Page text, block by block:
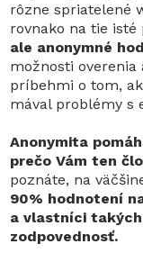
rôzne spriatelené
rovnako na tie
ale anonymné
možnosti
príbehmi o tom,
mával problémy s
Anonymita
prečo Vám ten
poznáte, na
90% hodnotení
a vlastníci
zodpovednosť.